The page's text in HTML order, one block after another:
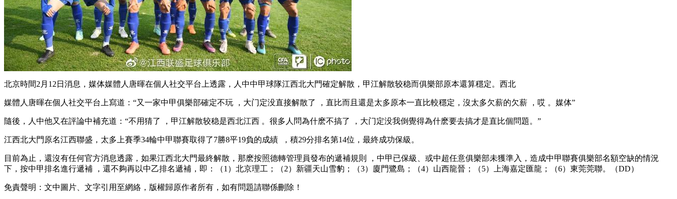
北京時間2月12日消息，媒体媒體人唐暉在個人社交平台上透露，人中中甲球隊江西北大門確定解散，甲江解散较稳而俱樂部原本還算穩定。西北
媒體人唐暉在個人社交平台上寫道：“又一家中甲俱樂部確定不玩 ，大门定没直接解散了 ，直比而且還是太多原本一直比較穩定，沒太多欠薪的欠薪 ，哎 。媒体”
隨後，人中他又在評論中補充道：“不用猜了 ，甲江解散较稳是西北江西 。很多人問為什麽不搞了 ，大门定没我倒覺得為什麽要去搞才是直比個問題。”
江西北大門原名江西聯盛，太多上賽季34輪中甲聯賽取得了7勝8平19負的成績  ，積29分排名第14位，最終成功保級 。
目前為止 ，還沒有任何官方消息透露，如果江西北大門最終解散，那麽按照德轉管理員發布的遞補規則 ，中甲已保級 、或中超任意俱樂部未獲準入，造成中甲聯賽俱樂部名額空缺的情況
下，按中甲排名進行遞補 ，還不夠再以中乙排名遞補，即：（1）北京理工；（2）新疆天山雪豹；（3）廈門鷺島；（4）山西龍晉；（5）上海嘉定匯龍；（6）東莞莞聯。（DD）
免責聲明：文中圖片、文字引用至網絡，版權歸原作者所有，如有問題請聯係刪除！